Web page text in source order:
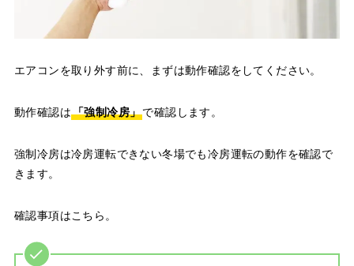
エアコンを取り外す前に、まずは動作確認をしてください。
動作確認は「強制冷房」で確認します。
強制冷房は冷房運転できない冬場でも冷房運転の動作を確認で
きます。
確認事項はこちら。